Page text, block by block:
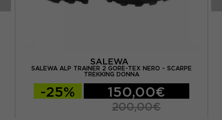
SALEWA
SALEWA ALP TRAINER 2 GORE-TEX NERO - SCARPE
TREKKING DONNA
-25% 150,00€
200,00€